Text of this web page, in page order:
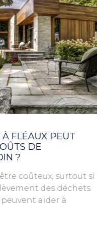
FLÉAUX PEUT
DE
?
coûteux, surtout si
des déchets
peuvent aider à